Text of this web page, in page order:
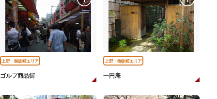
上野・御徒町エリア
ゴルフ商品街
上野・御徒町エリア
一円庵